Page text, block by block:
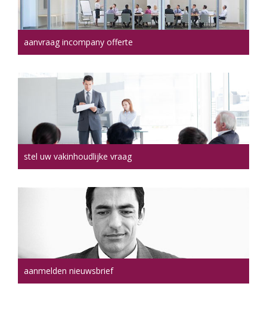
aanvraag incompany offerte
stel uw vakinhoudlijke vraag
aanmelden nieuwsbrief